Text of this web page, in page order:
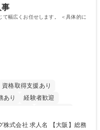
幅広くお任せします。 ＜具体的に
資格取得支援あり
あり
経験者歓迎
寮・社宅あり 食事補助あり
【大阪】総務